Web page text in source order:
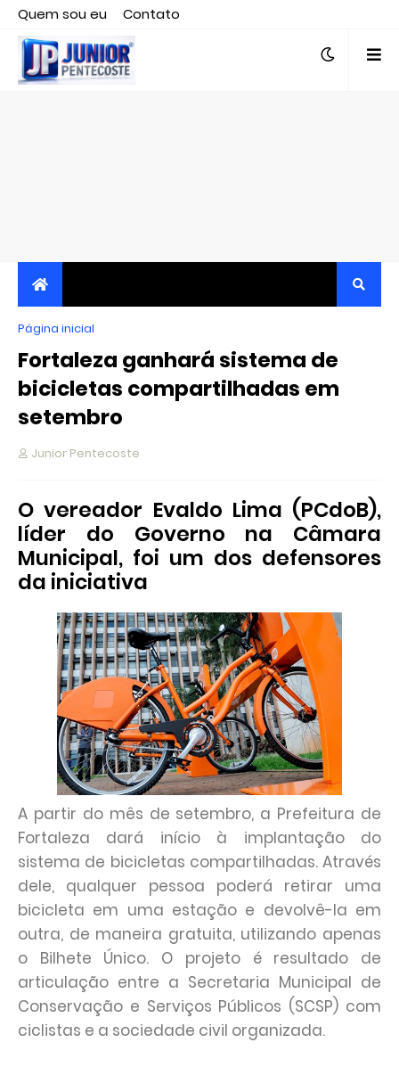
Quem sou eu
Contato
Editor responsável, jornalista Clovis Almeida.
JORNALISMO INDEPENDENTE, TRANSPARENTE E
Página inicial
Fortaleza ganhará sistema de
bicicletas compartilhadas em
setembro
Junior Pentecoste
O vereador Evaldo Lima (PCdoB),
líder do Governo na Câmara
Municipal, foi um dos defensores
da iniciativa
A partir do mês de setembro, a Prefeitura de
Fortaleza dará início à implantação do
sistema de bicicletas compartilhadas. Através
dele, qualquer pessoa poderá retirar uma
bicicleta em uma estação e devolvê-la em
outra, de maneira gratuita, utilizando apenas
o Bilhete Único. O projeto é resultado de
articulação entre a Secretaria Municipal de
Conservação e Serviços Públicos (SCSP) com
ciclistas e a sociedade civil organizada.